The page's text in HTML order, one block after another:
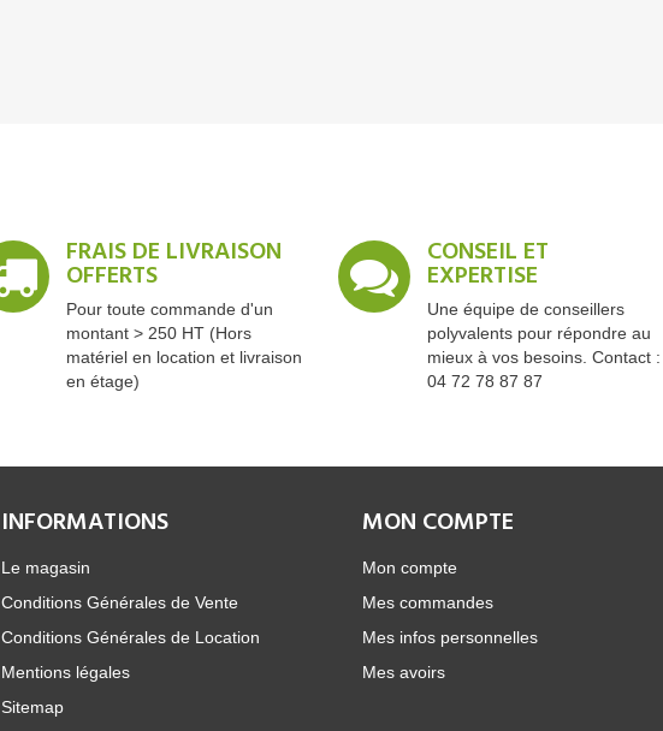
FRAIS DE LIVRAISON
OFFERTS
Pour toute commande d'un
montant > 250 HT (Hors
matériel en location et livraison
en étage)
CONSEIL ET
EXPERTISE
Une équipe de conseillers
polyvalents pour répondre au
mieux à vos besoins. Contact :
04 72 78 87 87
INFORMATIONS
Le magasin
Conditions Générales de Vente
Conditions Générales de Location
Mentions légales
Sitemap
MON COMPTE
Mon compte
Mes commandes
Mes infos personnelles
Mes avoirs